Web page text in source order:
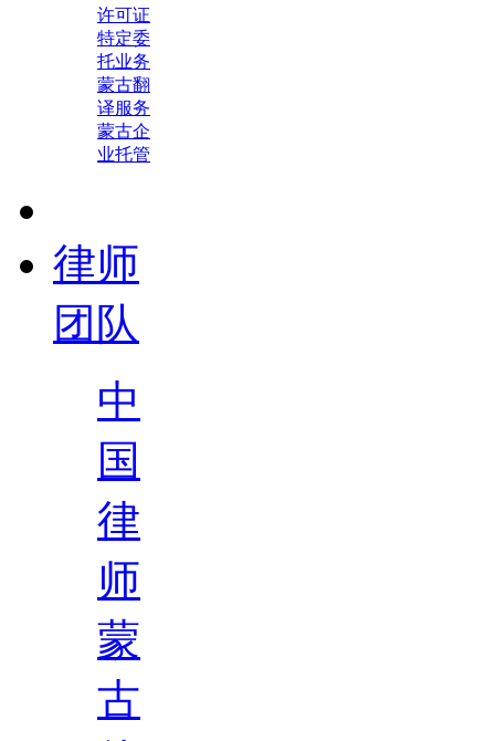
许可证
特定委
托业务
蒙古翻
译服务
蒙古企
业托管
律师
团队
中
国
律
师
蒙
古